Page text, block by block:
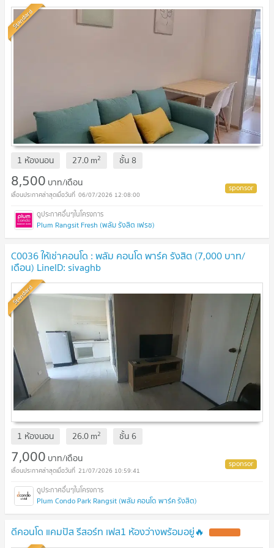
Standard
1 ห้องนอน 27.0m2 ชั้น 8
8,500 บาท/เดือน
06/07/2026 12:08:00
Plum Rangsit Fresh (พลัม รังสิต เฟรช)
C0036 ให้เช่าคอนโด : พลัม คอนโด พาร์ค รังสิต (7,000 บาท/
เดือน) LineID: sivaghb
Standard
1 ห้องนอน 26.0m2 ชั้น 6
7,000 บาท/เดือน
21/07/2026 10:59:41
Plum Condo Park Rangsit (พลัม คอนโด พาร์ค รังสิต)
ดีคอนโด แคมปัส รีสอร์ท เฟส1 ห้องว่างพร้อมอยู่🔥